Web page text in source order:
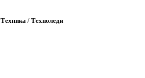
Техника / Техноледи